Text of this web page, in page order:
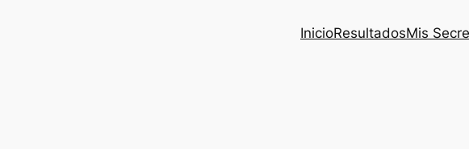
InicioResultadosMis